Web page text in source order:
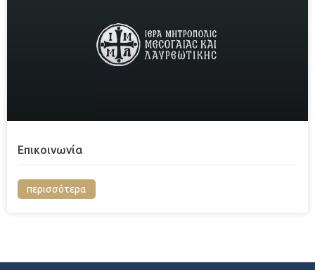
Επικοινωνία
περισσότερα